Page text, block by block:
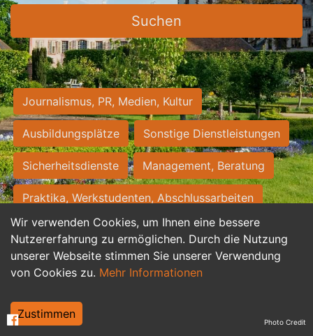
Wir verwenden Cookies, um Ihnen eine bessere
Nutzererfahrung zu ermöglichen. Durch die Nutzung
unserer Webseite stimmen Sie unserer Verwendung
von Cookies zu. Mehr Informationen
Zustimmen
Suchen
Journalismus, PR, Medien, Kultur
Ausbildungsplätze Sonstige Dienstleistungen
Sicherheitsdienste Management, Beratung
Praktika, Werkstudenten, Abschlussarbeiten
Personalwesen Assistenz, Sekretariat
Hilfskräfte, Aushilfs- und Nebenjobs
Weiterbildung, Studium, duale Ausbildung Photo Credit